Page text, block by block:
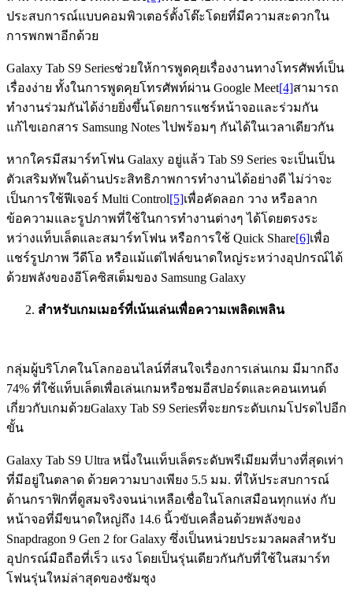
ประสบการณ์แบบคอมพิวเตอร์ตั้งโต๊ะโดยที่มีความสะดวกใน
การพกพาอีกด้วย
Galaxy Tab S9 Seriesช่วยให้การพูดคุยเรื่องงานทางโทรศัพท์เป็น
เรื่องง่าย ทั้งในการพูดคุยโทรศัพท์ผ่าน Google Meet[4]สามารถ
ทำงานร่วมกันได้ง่ายยิ่งขึ้นโดยการแชร์หน้าจอและร่วมกัน
แก้ไขเอกสาร Samsung Notes ไปพร้อมๆ กันได้ในเวลาเดียวกัน
หากใครมีสมาร์ทโฟน Galaxy อยู่แล้ว Tab S9 Series จะเป็นเป็น
ตัวเสริมทัพในด้านประสิทธิภาพการทำงานได้อย่างดี ไม่ว่าจะ
เป็นการใช้ฟีเจอร์ Multi Control[5]เพื่อคัดลอก วาง หรือลาก
ข้อความและรูปภาพที่ใช้ในการทำงานต่างๆ ได้โดยตรงระ
หว่างแท็บเล็ตและสมาร์ทโฟน หรือการใช้ Quick Share[6]เพื่อ
แชร์รูปภาพ วีดีโอ หรือแม้แต่ไฟล์ขนาดใหญ่ระหว่างอุปกรณ์ได้
ด้วยพลังของอีโคซิสเต็มของ Samsung Galaxy
สำหรับเกมเมอร์ที่เน้นเล่นเพื่อความเพลิดเพลิน
กลุ่มผู้บริโภคในโลกออนไลน์ที่สนใจเรื่องการเล่นเกม มีมากถึง
74% ที่ใช้แท็บเล็ตเพื่อเล่นเกมหรือชมอีสปอร์ตและคอนเทนต์
เกี่ยวกับเกมด้วยGalaxy Tab S9 Seriesที่จะยกระดับเกมโปรดไปอีก
ขั้น
Galaxy Tab S9 Ultra หนึ่งในแท็บเล็ตระดับพรีเมียมที่บางที่สุดเท่า
ที่มีอยู่ในตลาด ด้วยความบางเพียง 5.5 มม. ที่ให้ประสบการณ์
ด้านกราฟิกที่ดูสมจริงจนน่าเหลือเชื่อในโลกเสมือนทุกแห่ง กับ
หน้าจอที่มีขนาดใหญ่ถึง 14.6 นิ้วขับเคลื่อนด้วยพลังของ
Snapdragon 9 Gen 2 for Galaxy ซึ่งเป็นหน่วยประมวลผลสำหรับ
อุปกรณ์มือถือที่เร็ว แรง โดยเป็นรุ่นเดียวกันกับที่ใช้ในสมาร์ท
โฟนรุ่นใหม่ล่าสุดของซัมซุง